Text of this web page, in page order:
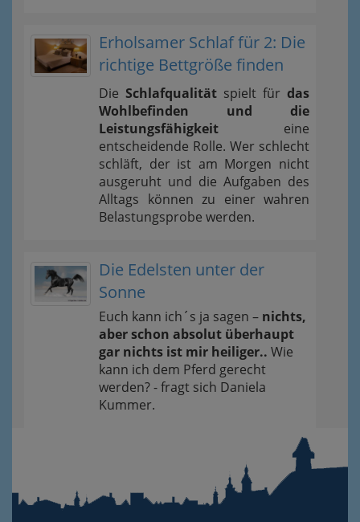
Erholsamer Schlaf für 2: Die
richtige Bettgröße finden
Die Schlafqualität spielt für das
Wohlbefinden und die
Leistungsfähigkeit eine
entscheidende Rolle. Wer schlecht
schläft, der ist am Morgen nicht
ausgeruht und die Aufgaben des
Alltags können zu einer wahren
Belastungsprobe werden.
Die Edelsten unter der
Sonne
Euch kann ich´s ja sagen – nichts,
aber schon absolut überhaupt
gar nichts ist mir heiliger.. Wie
kann ich dem Pferd gerecht
werden? - fragt sich Daniela
Kummer.